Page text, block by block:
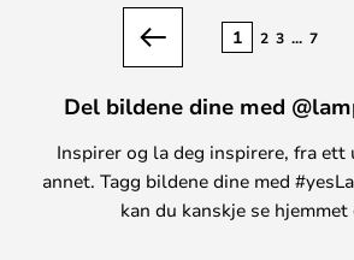
Forrige
1 2 3 ... 7
Del bildene dine med
Inspirer og la deg inspirere, fra
annet. Tagg bildene dine med
kan du kanskje se